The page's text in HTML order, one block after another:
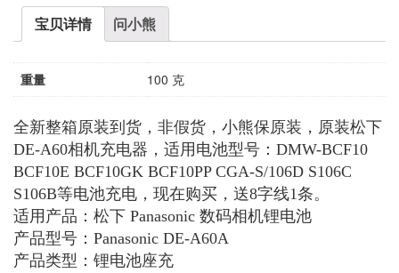
宝贝详情 问小熊
重量 100 克
全新整箱原装到货，非假货，小熊保原装，原装松下
DE-A60相机充电器，适用电池型号：DMW-BCF10
BCF10E BCF10GK BCF10PP CGA-S/106D S106C
S106B等电池充电，现在购买，送8字线1条。
适用产品：松下 Panasonic 数码相机锂电池
产品型号：Panasonic DE-A60A
产品类型：锂电池座充